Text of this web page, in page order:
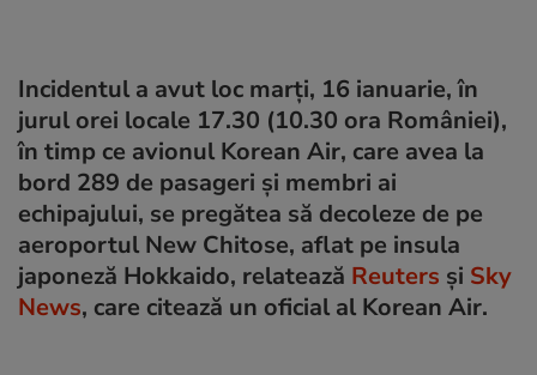
Incidentul a avut loc marți, 16 ianuarie, în
jurul orei locale 17.30 (10.30 ora României),
în timp ce avionul Korean Air, care avea la
bord 289 de pasageri și membri ai
echipajului, se pregătea să decoleze de pe
aeroportul New Chitose, aflat pe insula
japoneză Hokkaido, relatează Reuters și Sky
News, care citează un oficial al Korean Air.